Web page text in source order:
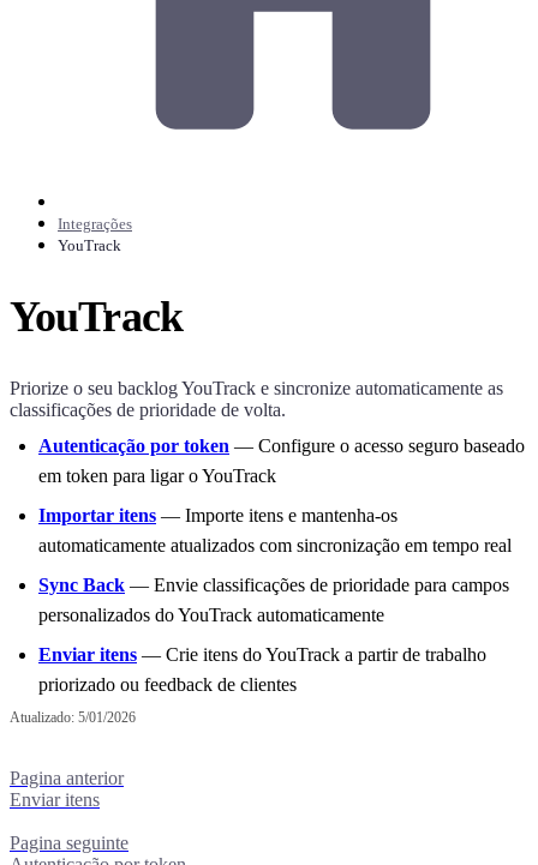
Integrações
YouTrack
YouTrack
Priorize o seu backlog YouTrack e sincronize automaticamente as
classificações de prioridade de volta.
Autenticação por token — Configure o acesso seguro baseado
em token para ligar o YouTrack
Importar itens — Importe itens e mantenha-os
automaticamente atualizados com sincronização em tempo real
Sync Back — Envie classificações de prioridade para campos
personalizados do YouTrack automaticamente
Enviar itens — Crie itens do YouTrack a partir de trabalho
priorizado ou feedback de clientes
Atualizado: 5/01/2026
Pagina anterior
Enviar itens
Pagina seguinte